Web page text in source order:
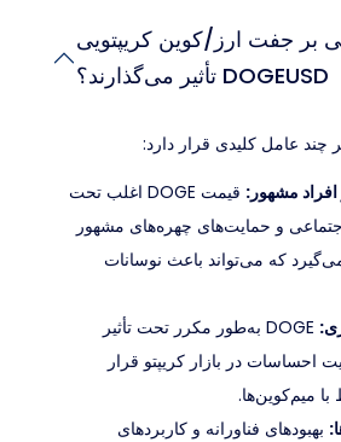
بر جفت ارز/کوین کریپتویی
DOGEUSD تأثیر می‌گذارند؟
مشهور:
قیمت DOGE اغلب تحت
و حمایت‌های چهره‌های مشهور
که می‌تواند باعث نوسانات
DOGE به‌طور مکرر تحت تأثیر
احساسات در بازار کریپتو قرار
با میم‌کوین‌ها.
بهبودهای فناورانه و کاربردهای